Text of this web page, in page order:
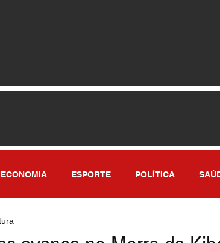
ECONOMIA ESPORTE POLÍTICA